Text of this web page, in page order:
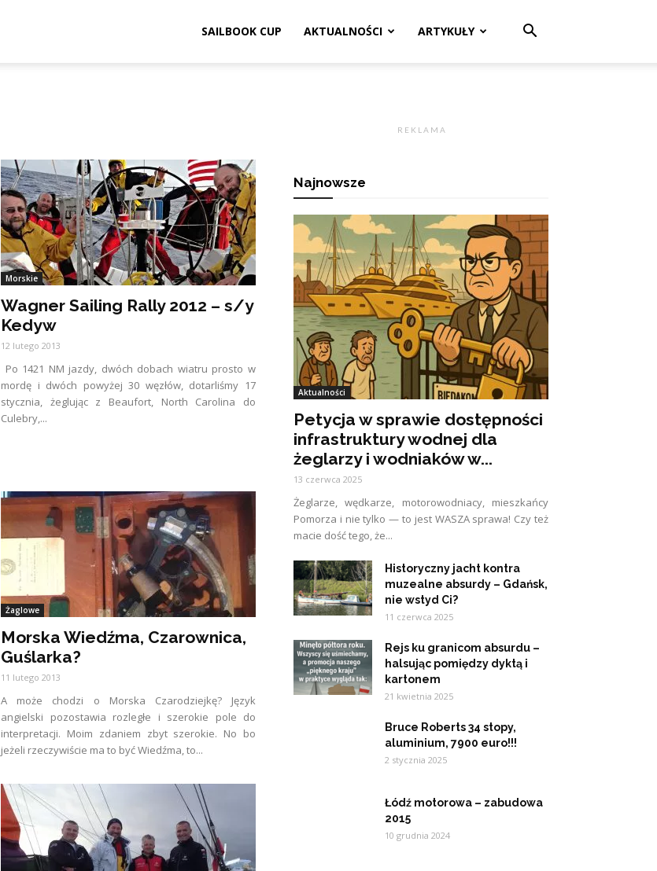
SAILBOOK CUP AKTUALNOŚCI ARTYKUŁY
Morskie
Wagner Sailing Rally 2012 – s/y
Kedyw
12 lutego 2013
Po 1421 NM jazdy, dwóch dobach wiatru prosto w
mordę i dwóch powyżej 30 węzłów, dotarliśmy 17
stycznia, żeglując z Beaufort, North Carolina do
Culebry,...
Żaglowe
Morska Wiedźma, Czarownica,
Guślarka?
11 lutego 2013
A może chodzi o Morska Czarodziejkę? Język
angielski pozostawia rozległe i szerokie pole do
interpretacji. Moim zdaniem zbyt szerokie. No bo
jeżeli rzeczywiście ma to być Wiedźma, to...
R E K L A M A
Najnowsze
Aktualności
Petycja w sprawie dostępności
infrastruktury wodnej dla
żeglarzy i wodniaków w...
13 czerwca 2025
Żeglarze, wędkarze, motorowodniacy, mieszkańcy
Pomorza i nie tylko — to jest WASZA sprawa! Czy też
macie dość tego, że...
Historyczny jacht kontra
muzealne absurdy – Gdańsk,
nie wstyd Ci?
11 czerwca 2025
Rejs ku granicom absurdu –
halsując pomiędzy dyktą i
kartonem
21 kwietnia 2025
Bruce Roberts 34 stopy,
aluminium, 7900 euro!!!
2 stycznia 2025
Łódź motorowa – zabudowa
2015
10 grudnia 2024